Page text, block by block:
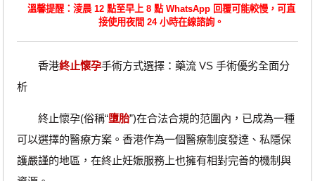
溫馨提醒：淩晨 12 點至早上 8 點 WhatsApp 回覆可能較慢，可直
接使用夜間 24 小時在線諮詢。
香港終止懷孕手術方式選擇：藥流 VS 手術優劣全面分
析
終止懷孕(俗稱“墮胎”)在合法合規的范圍內，已成為一種
可以選擇的醫療方案。香港作為一個醫療制度發達、私隱保
護嚴謹的地區，在終止妊娠服務上也擁有相對完善的機制與